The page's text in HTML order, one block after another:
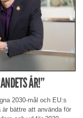
ÅR!”
2030-mål och EU:s
är bättre att använda för